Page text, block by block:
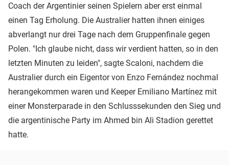
Coach der Argentinier seinen Spielern aber erst einmal
einen Tag Erholung. Die Australier hatten ihnen einiges
abverlangt nur drei Tage nach dem Gruppenfinale gegen
Polen. "Ich glaube nicht, dass wir verdient hatten, so in den
letzten Minuten zu leiden", sagte Scaloni, nachdem die
Australier durch ein Eigentor von Enzo Fernández nochmal
herangekommen waren und Keeper Emiliano Martínez mit
einer Monsterparade in den Schlusssekunden den Sieg und
die argentinische Party im Ahmed bin Ali Stadion gerettet
hatte.